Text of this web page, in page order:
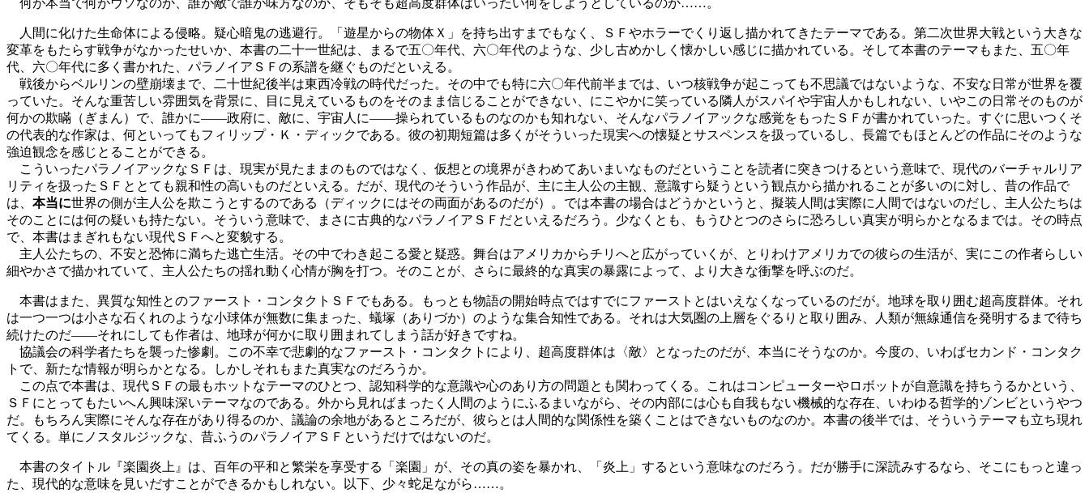
何が本当で何がウソなのか、誰が敵で誰が味方なのか、そもそも超高度群体はいったい何をしようとしているのか……。
人間に化けた生命体による侵略。疑心暗鬼の逃避行。「遊星からの物体Ｘ」を持ち出すまでもなく、ＳＦやホラーでくり返し描かれてきたテーマである。第二次世界大戦という大きな
変革をもたらす戦争がなかったせいか、本書の二十一世紀は、まるで五〇年代、六〇年代のような、少し古めかしく懐かしい感じに描かれている。そして本書のテーマもまた、五〇年
代、六〇年代に多く書かれた、パラノイアＳＦの系譜を継ぐものだといえる。
戦後からベルリンの壁崩壊まで、二十世紀後半は東西冷戦の時代だった。その中でも特に六〇年代前半までは、いつ核戦争が起こっても不思議ではないような、不安な日常が世界を覆
っていた。そんな重苦しい雰囲気を背景に、目に見えているものをそのまま信じることができない、にこやかに笑っている隣人がスパイや宇宙人かもしれない、いやこの日常そのものが
何かの欺瞞（ぎまん）で、誰かに――政府に、敵に、宇宙人に――操られているものなのかも知れない、そんなパラノイアックな感覚をもったＳＦが書かれていった。すぐに思いつくそ
の代表的な作家は、何といってもフィリップ・Ｋ・ディックである。彼の初期短篇は多くがそういった現実への懐疑とサスペンスを扱っているし、長篇でもほとんどの作品にそのような
強迫観念を感じとることができる。
こういったパラノイアックなＳＦは、現実が見たままのものではなく、仮想との境界がきわめてあいまいなものだということを読者に突きつけるという意味で、現代のバーチャルリア
リティを扱ったＳＦととても親和性の高いものだといえる。だが、現代のそういう作品が、主に主人公の主観、意識すら疑うという観点から描かれることが多いのに対し、昔の作品で
は、 本当に世界の側が主人公を欺こうとするのである（ディックにはその両面があるのだが）。では本書の場合はどうかというと、擬装人間は実際に人間ではないのだし、主人公たちは
そのことには何の疑いも持たない。そういう意味で、まさに古典的なパラノイアＳＦだといえるだろう。少なくとも、もうひとつのさらに恐ろしい真実が明らかとなるまでは。その時点
で、本書はまぎれもない現代ＳＦへと変貌する。
主人公たちの、不安と恐怖に満ちた逃亡生活。その中でわき起こる愛と疑惑。舞台はアメリカからチリへと広がっていくが、とりわけアメリカでの彼らの生活が、実にこの作者らしい
細やかさで描かれていて、主人公たちの揺れ動く心情が胸を打つ。そのことが、さらに最終的な真実の暴露によって、より大きな衝撃を呼ぶのだ。
本書はまた、異質な知性とのファースト・コンタクトＳＦでもある。もっとも物語の開始時点ではすでにファーストとはいえなくなっているのだが。地球を取り囲む超高度群体。それ
は一つ一つは小さな石くれのような小球体が無数に集まった、蟻塚（ありづか）のような集合知性である。それは大気圏の上層をぐるりと取り囲み、人類が無線通信を発明するまで待ち
続けたのだ――それにしても作者は、地球が何かに取り囲まれてしまう話が好きですね。
協議会の科学者たちを襲った惨劇。この不幸で悲劇的なファースト・コンタクトにより、超高度群体は〈敵〉となったのだが、本当にそうなのか。今度の、いわばセカンド・コンタク
トで、新たな情報が明らかとなる。しかしそれもまた真実なのだろうか。
この点で本書は、現代ＳＦの最もホットなテーマのひとつ、認知科学的な意識や心のあり方の問題とも関わってくる。これはコンピューターやロボットが自意識を持ちうるかという、
ＳＦにとってもたいへん興味深いテーマなのである。外から見ればまったく人間のようにふるまいながら、その内部には心も自我もない機械的な存在、いわゆる哲学的ゾンビというやつ
だ。もちろん実際にそんな存在があり得るのか、議論の余地があるところだが、彼らとは人間的な関係性を築くことはできないものなのか。本書の後半では、そういうテーマも立ち現れ
てくる。単にノスタルジックな、昔ふうのパラノイアＳＦというだけではないのだ。
本書のタイトル『楽園炎上』は、百年の平和と繁栄を享受する「楽園」が、その真の姿を暴かれ、「炎上」するという意味なのだろう。だが勝手に深読みするなら、そこにもっと違っ
た、現代的な意味を見いだすことができるかもしれない。以下、少々蛇足ながら……。